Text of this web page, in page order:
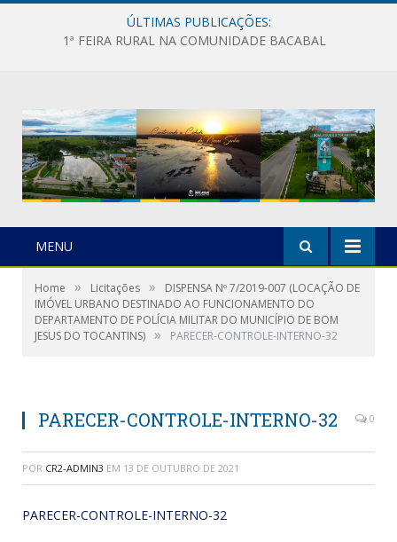
ÚLTIMAS PUBLICAÇÕES:
1ª FEIRA RURAL NA COMUNIDADE BACABAL
MENU
Home » Licitações »
DISPENSA Nº 7/2019-007 (LOCAÇÃO DE
IMÓVEL URBANO DESTINADO AO FUNCIONAMENTO DO
DEPARTAMENTO DE POLÍCIA MILITAR DO MUNICÍPIO DE BOM
JESUS DO TOCANTINS) » PARECER-CONTROLE-INTERNO-32
PARECER-CONTROLE-INTERNO-32 0
POR CR2-ADMIN3 EM 13 DE OUTUBRO DE 2021
PARECER-CONTROLE-INTERNO-32